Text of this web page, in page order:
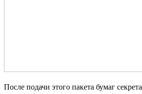
После подачи этого пакета бумаг